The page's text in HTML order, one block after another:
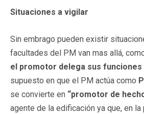
Situaciones a vigilar
Sin embrago pueden existir
facultades del PM van mas allá,
el promotor delega sus funciones
supuesto en que el PM actúa como
se convierte en “promotor de
agente de la edificación ya que, en la